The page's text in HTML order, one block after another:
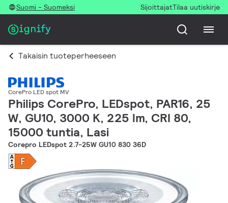
Suomi - Suomeksi SijoittajatTilaa uutiskirje
Takaisin tuoteperheeseen
CorePro LED spot MV
Philips CorePro, LEDspot, PAR16, 25
W, GU10, 3000 K, 225 lm, CRI 80,
15000 tuntia, Lasi
Corepro LEDspot 2.7-25W GU10 830 36D